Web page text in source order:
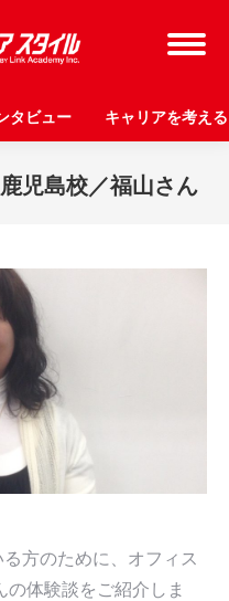
タビュー キャリアを考える
児島校／福山さん
方のために、オフィス
体験談をご紹介しま